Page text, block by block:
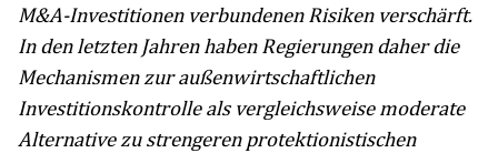
M&A-Investitionen verbundenen Risiken verschärft.
In den letzten Jahren haben Regierungen daher die
Mechanismen zur außenwirtschaftlichen
Investitionskontrolle als vergleichsweise moderate
Alternative zu strengeren protektionistischen